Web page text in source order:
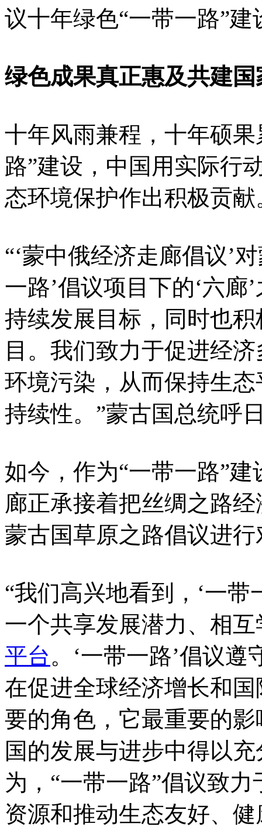
议十年绿色“一带一路”建
绿色成果真正惠及共建国
十年风雨兼程，十年硕
路”建设，中国用实际行
态环境保护作出积极贡献
“‘蒙中俄经济走廊倡议’
一路’倡议项目下的‘六
持续发展目标，同时也
目。我们致力于促进经
环境污染，从而保持生
持续性。”蒙古国总统呼
如今，作为“一带一路”
廊正承接着把丝绸之路
蒙古国草原之路倡议进
“我们高兴地看到，‘一
一个共享发展潜力、相
平台。‘一带一路’倡议
在促进全球经济增长和
要的角色，它最重要的
国的发展与进步中得以
为，“一带一路”倡议致
资源和推动生态友好、